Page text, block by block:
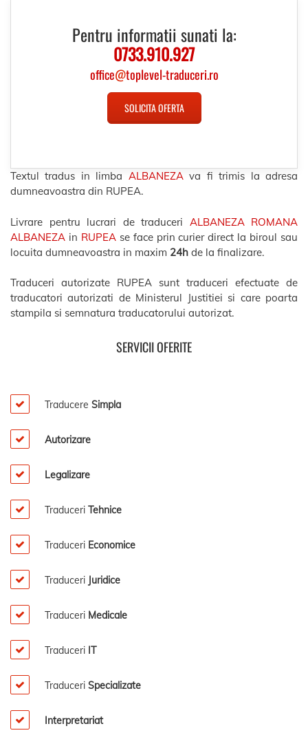
Pentru informatii sunati la:
0733.910.927
office@toplevel-traduceri.ro
SOLICITA OFERTA
Textul tradus in limba ALBANEZAva fi trimis la adresa
dumneavoastra din RUPEA.
Livrare pentru lucrari de traduceri ALBANEZA ROMANA
ALBANEZA in RUPEAse face prin curier direct la biroul sau
locuita dumneavoastra in maxim 24h de la finalizare.
Traduceri autorizate RUPEA sunt traduceri efectuate de
traducatori autorizati de Ministerul Justitiei si care poarta
stampila si semnatura traducatorului autorizat.
SERVICII OFERITE
Traducere Simpla
Autorizare
Legalizare
Traduceri Tehnice
Traduceri Economice
Traduceri Juridice
Traduceri Medicale
Traduceri IT
Traduceri Specializate
Interpretariat